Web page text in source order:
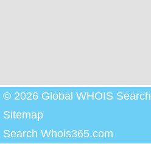
© 2026 Global WHOIS Search
Sitemap
Search Whois365.com